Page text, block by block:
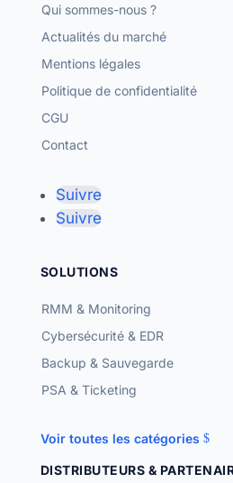
Qui sommes-nous ?
Actualités du marché
Mentions légales
Politique de confidentialité
CGU
Contact
Suivre
Suivre
SOLUTIONS
RMM & Monitoring
Cybersécurité & EDR
Backup & Sauvegarde
PSA & Ticketing
Voir toutes les catégories
DISTRIBUTEURS &